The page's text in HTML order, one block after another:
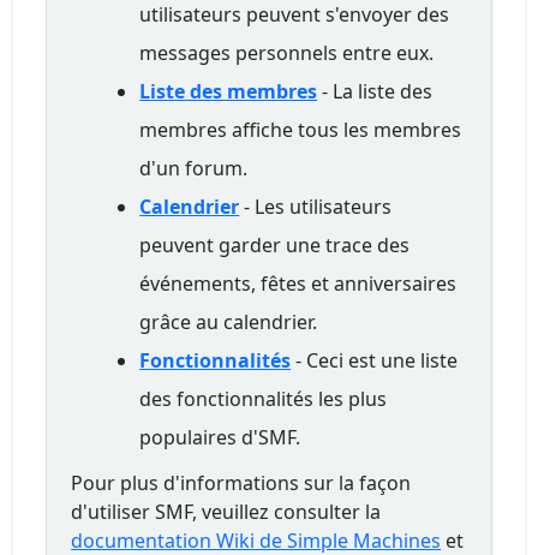
utilisateurs peuvent s'envoyer des
messages personnels entre eux.
Liste des membres- La liste des
membres affiche tous les membres
d'un forum.
Calendrier- Les utilisateurs
peuvent garder une trace des
événements, fêtes et anniversaires
grâce au calendrier.
Fonctionnalités- Ceci est une liste
des fonctionnalités les plus
populaires d'SMF.
Pour plus d'informations sur la façon
d'utiliser SMF, veuillez consulter la
documentation Wiki de Simple Machines et